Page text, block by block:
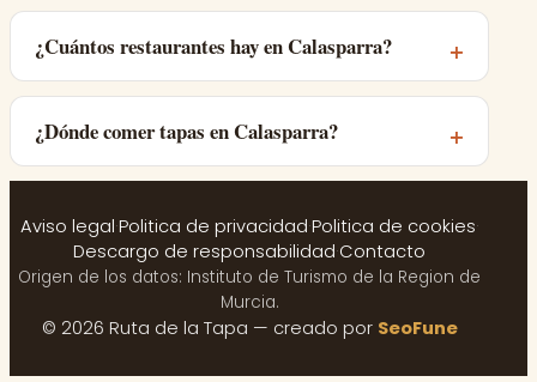
¿Cuántos restaurantes hay en Calasparra?
¿Dónde comer tapas en Calasparra?
Aviso legal·Politica de privacidad·Politica de cookies·
Descargo de responsabilidad·Contacto
Origen de los datos: Instituto de Turismo de la Region de
Murcia.
© 2026 Ruta de la Tapa — creado por SeoFune